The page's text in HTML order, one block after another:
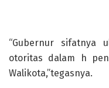
“Gubernur sifatnya
otoritas dalam h
Walikota,”tegasnya.